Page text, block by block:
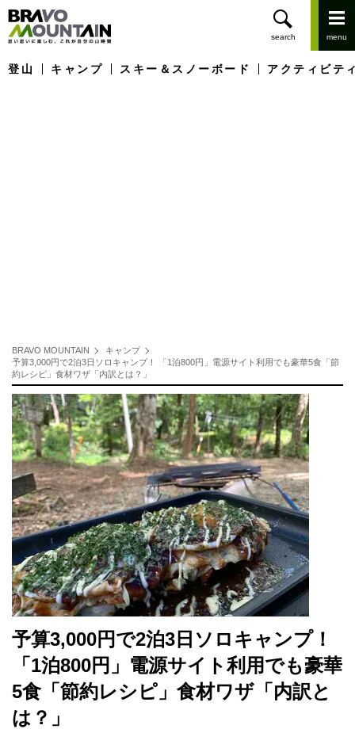
登山 キャンプ スキー＆スノーボード アクティビテ
BRAVO MOUNTAIN
キャンプ
予算3,000円で2泊3日ソロキャンプ！ 「1泊800円」電源サイト利用でも豪華5食「節
約レシピ」食材ワザ「内訳とは？」
予算3,000円で2泊3日ソロキャンプ！
「1泊800円」電源サイト利用でも豪華
5食「節約レシピ」食材ワザ「内訳と
は？」